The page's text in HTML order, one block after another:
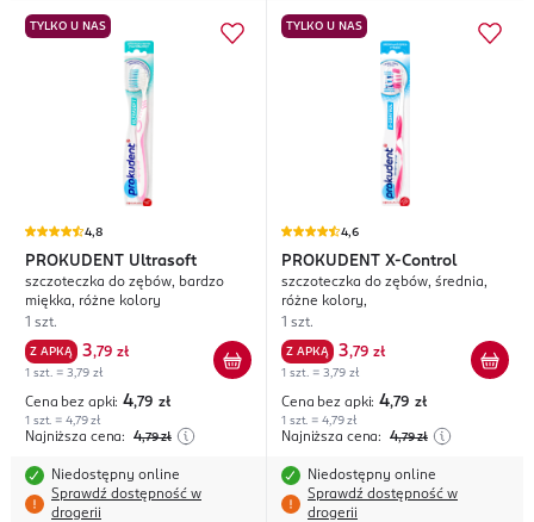
TYLKO U NAS
4,8
PROKUDENT Ultrasoft
szczoteczka do zębów, bardzo
miękka, różne kolory
1 szt.
Z APKĄ 3,79 zł
1 szt. = 3,79 zł
Cena bez apki: 4,79 zł
1 szt. = 4,79 zł
Najniższa cena: 4,79 zł
Niedostępny online
Sprawdź dostępność w
drogerii
TYLKO U NAS
4,6
PROKUDENT X-Control
szczoteczka do zębów, średnia,
różne kolory,
1 szt.
Z APKĄ 3,79 zł
1 szt. = 3,79 zł
Cena bez apki: 4,79 zł
1 szt. = 4,79 zł
Najniższa cena: 4,79 zł
Niedostępny online
Sprawdź dostępność w
drogerii